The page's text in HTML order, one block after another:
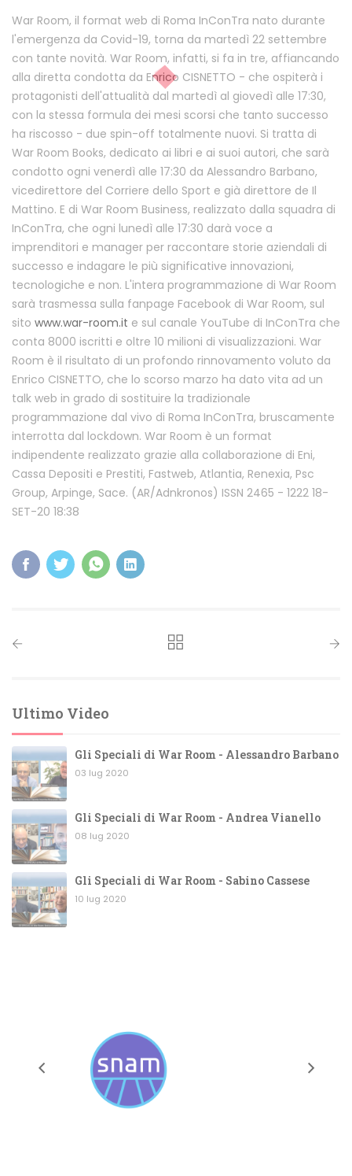
War Room, il format web di Roma InConTra nato durante
l'emergenza da Covid-19, torna da martedì 22 settembre
con tante novità. War Room, infatti, si fa in tre, affiancando
alla diretta condotta da Enrico CISNETTO - che ospiterà i
protagonisti dell'attualità dal martedì al giovedì alle 17:30,
con la stessa formula dei mesi scorsi che tanto successo
ha riscosso - due spin-off totalmente nuovi. Si tratta di
War Room Books, dedicato ai libri e ai suoi autori, che sarà
condotto ogni venerdì alle 17:30 da Alessandro Barbano,
vicedirettore del Corriere dello Sport e già direttore de Il
Mattino. E di War Room Business, realizzato dalla squadra di
InConTra, che ogni lunedì alle 17:30 darà voce a
imprenditori e manager per raccontare storie aziendali di
successo e indagare le più significative innovazioni,
tecnologiche e non. L'intera programmazione di War Room
sarà trasmessa sulla fanpage Facebook di War Room, sul
sito www.war-room.it e sul canale YouTube di InConTra che
conta 8000 iscritti e oltre 10 milioni di visualizzazioni. War
Room è il risultato di un profondo rinnovamento voluto da
Enrico CISNETTO, che lo scorso marzo ha dato vita ad un
talk web in grado di sostituire la tradizionale
programmazione dal vivo di Roma InConTra, bruscamente
interrotta dal lockdown. War Room è un format
indipendente realizzato grazie alla collaborazione di Eni,
Cassa Depositi e Prestiti, Fastweb, Atlantia, Renexia, Psc
Group, Arpinge, Sace. (AR/Adnkronos) ISSN 2465 - 1222 18-
SET-20 18:38
Ultimo Video
Gli Speciali di War Room - Alessandro Barbano
03 lug 2020
Gli Speciali di War Room - Andrea Vianello
08 lug 2020
Gli Speciali di War Room - Sabino Cassese
10 lug 2020